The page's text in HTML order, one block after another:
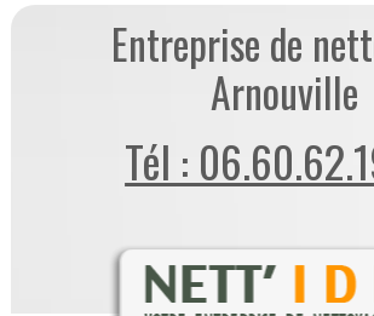
Entreprise de
Arnouville
Tél :